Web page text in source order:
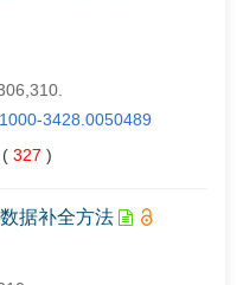
3428.0050489
( 327 )
据补全方法